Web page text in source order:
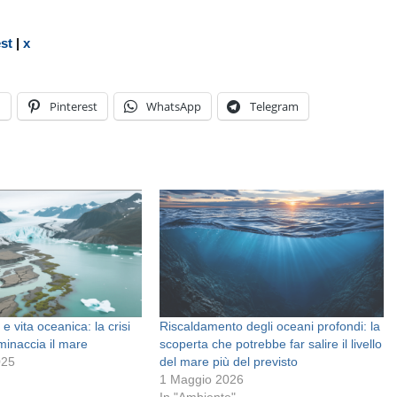
|x
Pinterest WhatsApp Telegram
vita oceanica: la crisi
il mare
Riscaldamento degli oceani profondi: la
scoperta che potrebbe far salire il livello
del mare più del previsto
1 Maggio 2026